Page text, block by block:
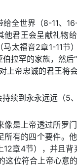
全世界（8-11、
君王会呈献礼物
太福音2章1-11节
拉罕的家族，然
上帝忠诚的君王将
续到永永远远（5、
像是上帝透过所罗
所有的四个要件。
12章4节），并且
这位符合上帝心意